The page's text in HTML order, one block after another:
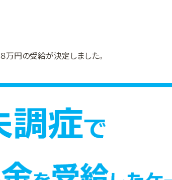
万円の受給が決定しました。